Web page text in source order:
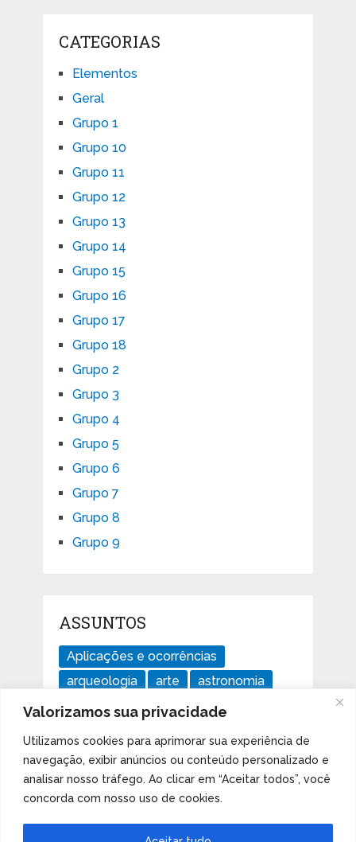
Valorizamos sua privacidade
Utilizamos cookies para aprimorar sua experiência de
navegação, exibir anúncios ou conteúdo personalizado e
analisar nosso tráfego. Ao clicar em “Aceitar todos”, você
concorda com nosso uso de cookies.
CATEGORIAS
Elementos
Geral
Grupo 1
Grupo 10
Grupo 11
Grupo 12
Grupo 13
Grupo 14
Grupo 15
Grupo 16
Grupo 17
Grupo 18
Grupo 2
Grupo 3
Grupo 4
Grupo 5
Grupo 6
Grupo 7
Grupo 8
Grupo 9
ASSUNTOS
Aplicações e ocorrências
arqueologia
arte
astronomia
divertido
ensaios
geologia
Livros
mudanças climáticas
notícias
Orbital d
Orbital f
Orbital p
Orbital s software